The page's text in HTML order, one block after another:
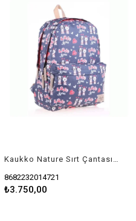
Kaukko Nature Sırt Çantası Lama K1472
8682232014721
₺3.750,00